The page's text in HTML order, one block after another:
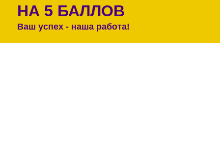
НА 5 БАЛЛОВ
Ваш успех - наша работа!